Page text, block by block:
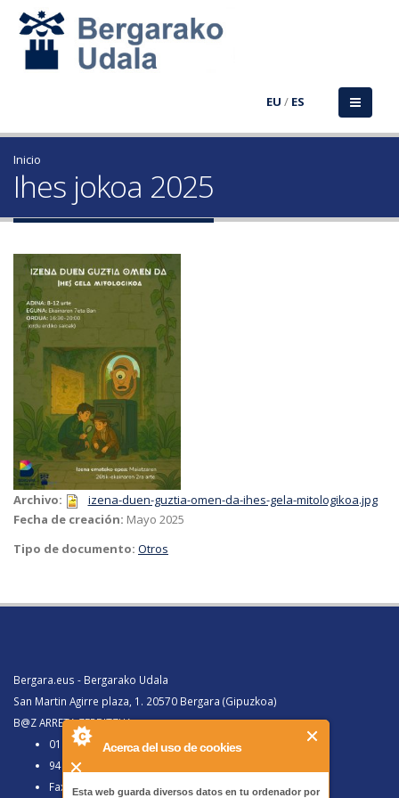
Acerca del uso de cookies
Esta web guarda diversos datos en tu ordenador por
EU / ES
Inicio
Ihes jokoa 2025
Archivo:
izena-duen-guztia-omen-da-ihes-gela-mitologikoa.jpg
Fecha de creación: Mayo 2025
Tipo de documento: Otros
Bergara.eus - Bergarako Udala
San Martin Agirre plaza, 1. 20570 Bergara (Gipuzkoa)
B@Z ARRETA ZERBITZUA:
010, Bergaratik deituz gero
943 77 91 00, Bergaraz kanpotik deituz gero
Faxa 943 77 91 63